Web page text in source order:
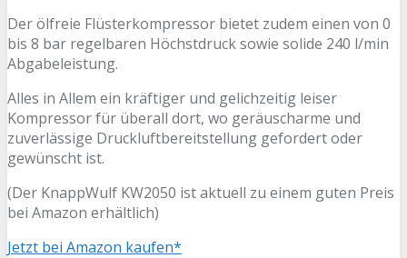
Der ölfreie Flüsterkompressor bietet zudem einen von 0
bis 8 bar regelbaren Höchstdruck sowie solide 240 l/min
Abgabeleistung.
Alles in Allem ein kräftiger und gelichzeitig leiser
Kompressor für überall dort, wo geräuscharme und
zuverlässige Druckluftbereitstellung gefordert oder
gewünscht ist.
(Der KnappWulf KW2050 ist aktuell zu einem guten Preis
bei Amazon erhältlich)
Jetzt bei Amazon kaufen*